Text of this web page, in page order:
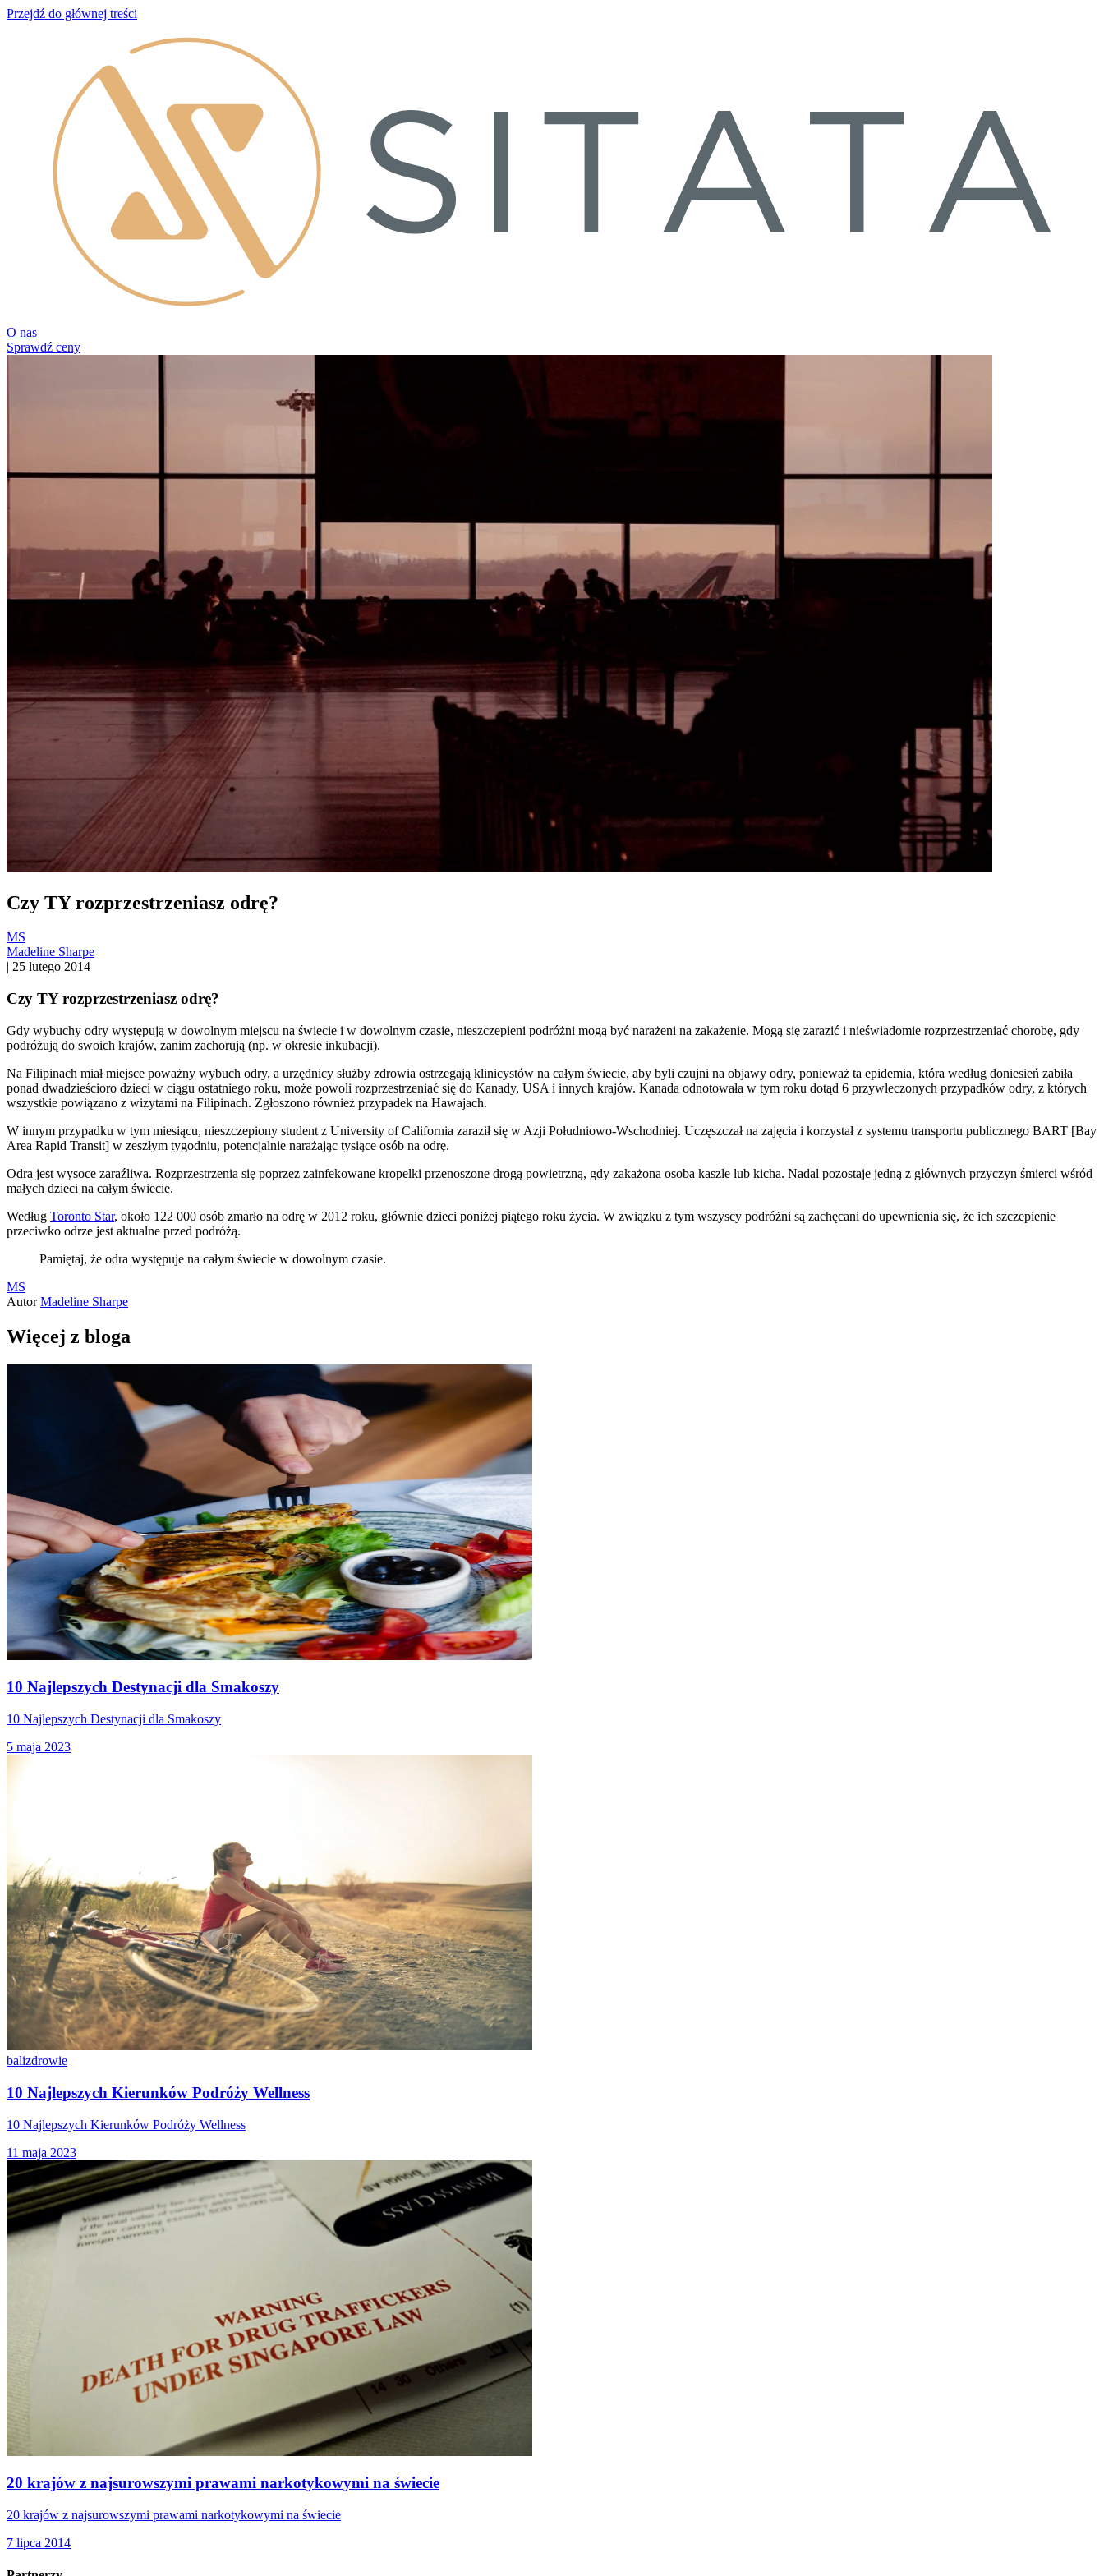
Przejdź do głównej treści
O nas
Sprawdź ceny
Czy TY rozprzestrzeniasz odrę?
MS
Madeline Sharpe
| 25 lutego 2014
Czy TY rozprzestrzeniasz odrę?
Gdy wybuchy odry występują w dowolnym miejscu na świecie i w dowolnym czasie, nieszczepieni podróżni mogą być narażeni na zakażenie. Mogą się zarazić i nieświadomie rozprzestrzeniać chorobę, gdy
podróżują do swoich krajów, zanim zachorują (np. w okresie inkubacji).
Na Filipinach miał miejsce poważny wybuch odry, a urzędnicy służby zdrowia ostrzegają klinicystów na całym świecie, aby byli czujni na objawy odry, ponieważ ta epidemia, która według doniesień zabiła
ponad dwadzieścioro dzieci w ciągu ostatniego roku, może powoli rozprzestrzeniać się do Kanady, USA i innych krajów. Kanada odnotowała w tym roku dotąd 6 przywleczonych przypadków odry, z których
wszystkie powiązano z wizytami na Filipinach. Zgłoszono również przypadek na Hawajach.
W innym przypadku w tym miesiącu, nieszczepiony student z University of California zaraził się w Azji Południowo-Wschodniej. Uczęszczał na zajęcia i korzystał z systemu transportu publicznego BART [Bay
Area Rapid Transit] w zeszłym tygodniu, potencjalnie narażając tysiące osób na odrę.
Odra jest wysoce zaraźliwa. Rozprzestrzenia się poprzez zainfekowane kropelki przenoszone drogą powietrzną, gdy zakażona osoba kaszle lub kicha. Nadal pozostaje jedną z głównych przyczyn śmierci wśród
małych dzieci na całym świecie.
Według Toronto Star, około 122 000 osób zmarło na odrę w 2012 roku, głównie dzieci poniżej piątego roku życia. W związku z tym wszyscy podróżni są zachęcani do upewnienia się, że ich szczepienie
przeciwko odrze jest aktualne przed podróżą.
Pamiętaj, że odra występuje na całym świecie w dowolnym czasie.
MS
Autor Madeline Sharpe
Więcej z bloga
10 Najlepszych Destynacji dla Smakoszy
10 Najlepszych Destynacji dla Smakoszy
5 maja 2023
balizdrowie
10 Najlepszych Kierunków Podróży Wellness
10 Najlepszych Kierunków Podróży Wellness
11 maja 2023
20 krajów z najsurowszymi prawami narkotykowymi na świecie
20 krajów z najsurowszymi prawami narkotykowymi na świecie
7 lipca 2014